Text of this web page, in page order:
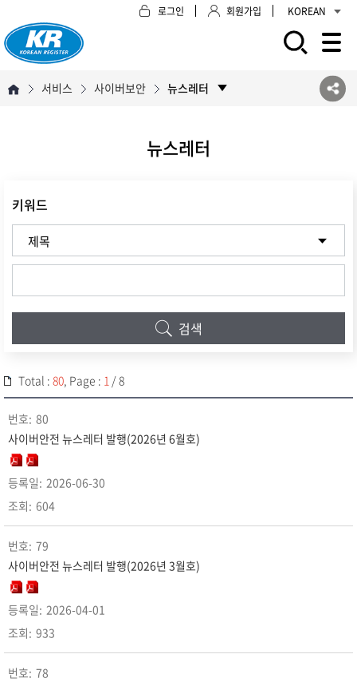
로그인 회원가입 KOREAN
서비스 사이버보안 뉴스레터
뉴스레터
키워드
검색
Total : 80, Page : 1 / 8
80
사이버안전 뉴스레터 발행(2026년 6월호)
2026-06-30
604
79
사이버안전 뉴스레터 발행(2026년 3월호)
2026-04-01
933
78